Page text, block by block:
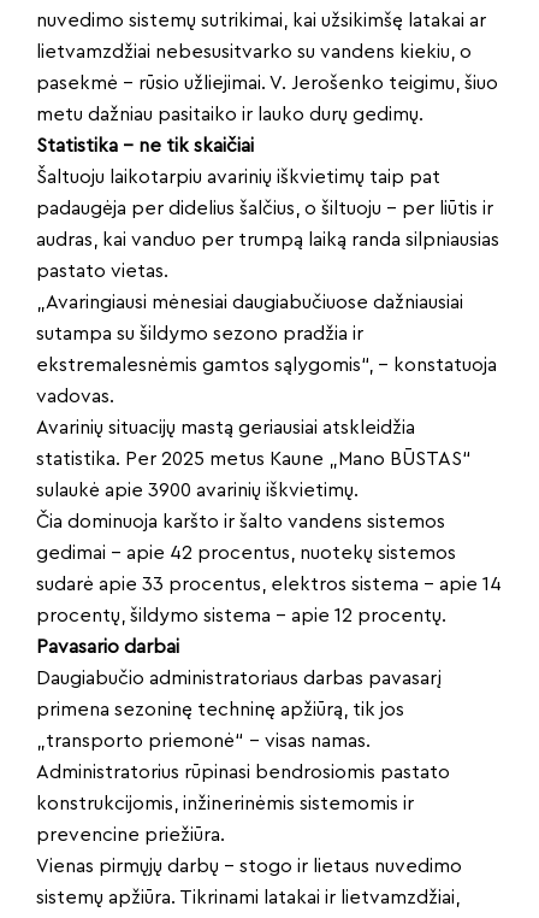
nuvedimo sistemų sutrikimai, kai užsikimšę latakai ar
lietvamzdžiai nebesusitvarko su vandens kiekiu, o
pasekmė – rūsio užliejimai. V. Jerošenko teigimu, šiuo
metu dažniau pasitaiko ir lauko durų gedimų.
Statistika – ne tik skaičiai
Šaltuoju laikotarpiu avarinių iškvietimų taip pat
padaugėja per didelius šalčius, o šiltuoju – per liūtis ir
audras, kai vanduo per trumpą laiką randa silpniausias
pastato vietas.
„Avaringiausi mėnesiai daugiabučiuose dažniausiai
sutampa su šildymo sezono pradžia ir
ekstremalesnėmis gamtos sąlygomis“, – konstatuoja
vadovas.
Avarinių situacijų mastą geriausiai atskleidžia
statistika. Per 2025 metus Kaune „Mano BŪSTAS“
sulaukė apie 3900 avarinių iškvietimų.
Čia dominuoja karšto ir šalto vandens sistemos
gedimai – apie 42 procentus, nuotekų sistemos
sudarė apie 33 procentus, elektros sistema – apie 14
procentų, šildymo sistema – apie 12 procentų.
Pavasario darbai
Daugiabučio administratoriaus darbas pavasarį
primena sezoninę techninę apžiūrą, tik jos
„transporto priemonė“ – visas namas.
Administratorius rūpinasi bendrosiomis pastato
konstrukcijomis, inžinerinėmis sistemomis ir
prevencine priežiūra.
Vienas pirmųjų darbų – stogo ir lietaus nuvedimo
sistemų apžiūra. Tikrinami latakai ir lietvamzdžiai,